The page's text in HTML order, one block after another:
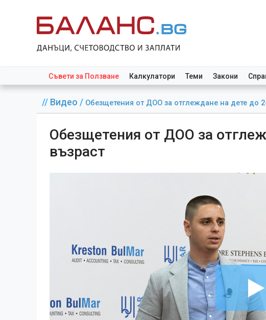
Съвети за Ползване Калкулатори Теми Закони
// Видео / Обезщетения от ДОО за отглеждане на дете до
Обезщетения от ДОО за
възраст